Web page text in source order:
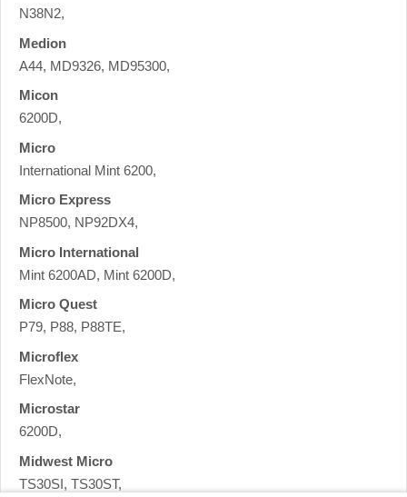
N38N2,
Medion
A44, MD9326, MD95300,
Micon
6200D,
Micro
International Mint 6200,
Micro Express
NP8500, NP92DX4,
Micro International
Mint 6200AD, Mint 6200D,
Micro Quest
P79, P88, P88TE,
Microflex
FlexNote,
Microstar
6200D,
Midwest Micro
TS30SI, TS30ST,